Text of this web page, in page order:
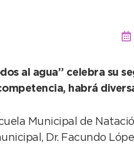
al agua” celebra su
habrá
Municipal de
Dr. Facundo